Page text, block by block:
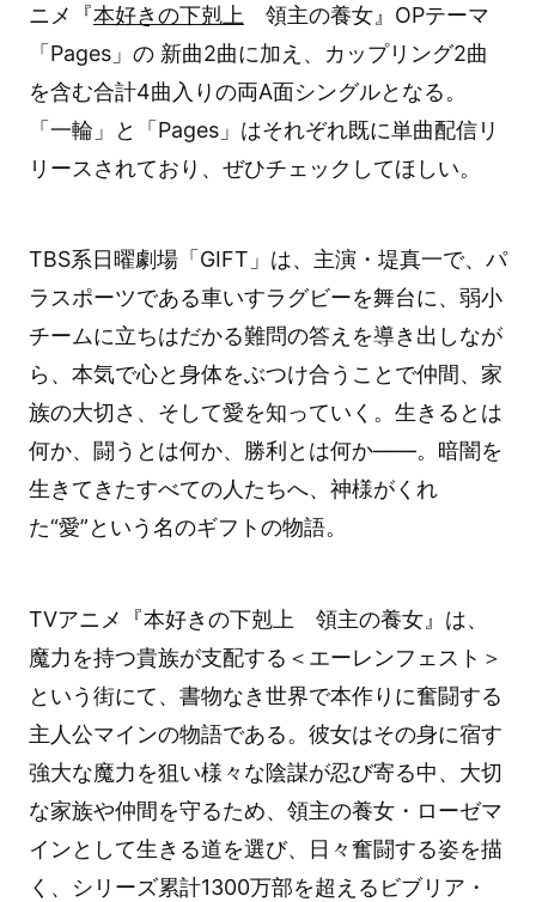
ニメ『本好きの下剋上 領主の養女』OPテーマ
「Pages」の 新曲2曲に加え、カップリング2曲
を含む合計4曲入りの両A面シングルとなる。
「一輪」と「Pages」はそれぞれ既に単曲配信リ
リースされており、ぜひチェックしてほしい。
TBS系日曜劇場「GIFT」は、主演・堤真一で、パ
ラスポーツである車いすラグビーを舞台に、弱小
チームに立ちはだかる難問の答えを導き出しなが
ら、本気で心と身体をぶつけ合うことで仲間、家
族の大切さ、そして愛を知っていく。生きるとは
何か、闘うとは何か、勝利とは何か––––。暗闇を
生きてきたすべての人たちへ、神様がくれ
た“愛”という名のギフトの物語。
TVアニメ『本好きの下剋上 領主の養女』は、
魔力を持つ貴族が支配する＜エーレンフェスト＞
という街にて、書物なき世界で本作りに奮闘する
主人公マインの物語である。彼女はその身に宿す
強大な魔力を狙い様々な陰謀が忍び寄る中、大切
な家族や仲間を守るため、領主の養女・ローゼマ
インとして生きる道を選び、日々奮闘する姿を描
く、シリーズ累計1300万部を超えるビブリア・